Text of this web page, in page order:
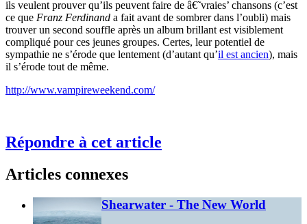
ils veulent prouver qu’ils peuvent faire de â€˜vraies’ chansons (c’est
ce que Franz Ferdinand a fait avant de sombrer dans l’oubli) mais
trouver un second souffle après un album brillant est visiblement
compliqué pour ces jeunes groupes. Certes, leur potentiel de
sympathie ne s’érode que lentement (d’autant qu’il est ancien), mais
il s’érode tout de même.
http://www.vampireweekend.com/
Répondre à cet article
Articles connexes
Shearwater - The New World